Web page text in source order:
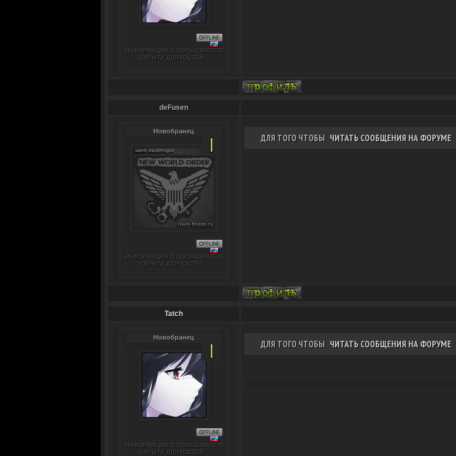
ИНФОРМАЦИЯ О ПОЛЬЗОВАТЕЛЕ
СКРЫТА ДЛЯ ГОСТЕЙ.
deFusen
Новобранец
ИНФОРМАЦИЯ О ПОЛЬЗОВАТЕЛЕ
СКРЫТА ДЛЯ ГОСТЕЙ.
ДЛЯ ТОГО ЧТОБЫ ЧИТАТЬ СООБЩЕНИЯ НА ФОРУМЕ
Tatch
Новобранец
ИНФОРМАЦИЯ О ПОЛЬЗОВАТЕЛЕ
СКРЫТА ДЛЯ ГОСТЕЙ.
ДЛЯ ТОГО ЧТОБЫ ЧИТАТЬ СООБЩЕНИЯ НА ФОРУМЕ